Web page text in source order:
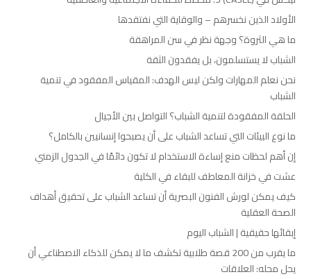
الأولاد الذين نخسرهم – والوقاية التي نفتقدها
ما هي الثروة؟ وجهة نظر في سن المراهقة
الشباب لا يستسلمون، بل يفقدون الثقة
نحن نعلم المهارات ولكن ليس الهدف: المقياس المفقود في تنمية
الشباب
الحلقة المفقودة لتنمية الشباب؟ التواصل بين الأجيال
ما نوع البيئات التي تساعد الشباب على أن يصبحوا إنسانيين بالكامل؟
إن أهم لحظات منع إساءة الاستخدام لا تكون دائمًا في الجدول الزمني
عشت في خزانة المعاطف للبقاء في الكلية
كيف يمكن لورش الفنون البصرية أن تساعد الشباب على تحقيق أهداف
الصحة العقلية
إبقائها حقيقية | الشباب اليوم
ما يقرب من 200 قصة طلابية تكشف ما لا يمكن للذكاء الاصطناعي أن
يحل محله: العلاقات